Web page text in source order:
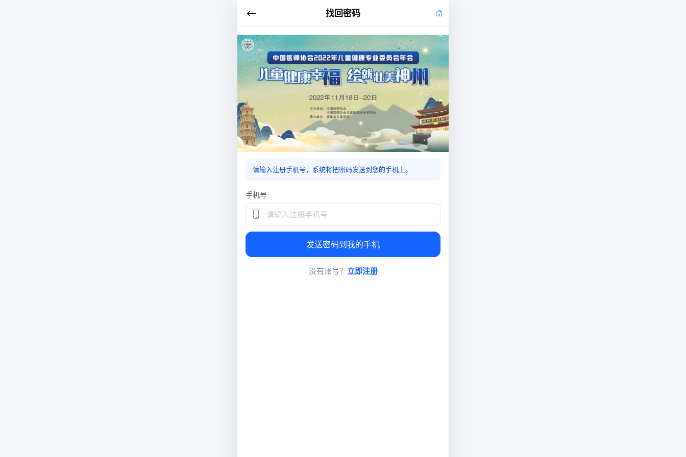
找回密码
请输入注册手机号，系统将把密码发送到您的手机上。
手机号
发送密码到我的手机
没有账号？ 立即注册